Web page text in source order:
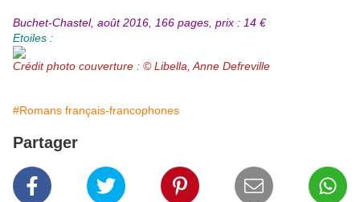
Buchet-Chastel, août 2016, 166 pages, prix : 14 €
Etoiles :
Crédit photo couverture : © Libella, Anne Defreville
#Romans français-francophones
Partager